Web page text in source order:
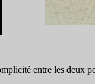
entre les deux